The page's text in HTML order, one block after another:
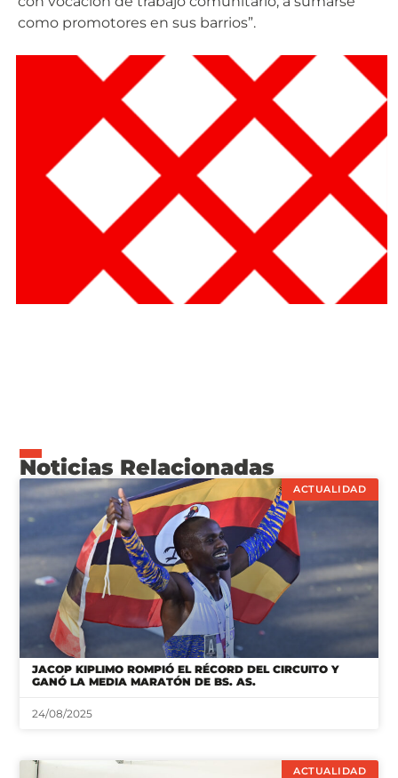
como promotores en sus barrios”.
Noticias Relacionadas
ACTUALIDAD
JACOP KIPLIMO ROMPIÓ EL RÉCORD DEL CIRCUITO Y
GANÓ LA MEDIA MARATÓN DE BS. AS.
24/08/2025
ACTUALIDAD